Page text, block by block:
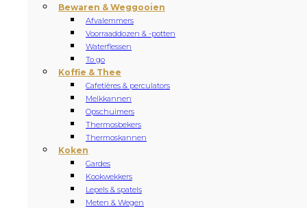
Bewaren & Weggooien
Afvalemmers
Voorraaddozen & -potten
Waterflessen
To go
Koffie & Thee
Cafetières & perculators
Melkkannen
Opschuimers
Thermosbekers
Thermoskannen
Koken
Gardes
Kookwekkers
Lepels & spatels
Meten & Wegen